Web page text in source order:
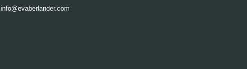
info@evaberlander.com